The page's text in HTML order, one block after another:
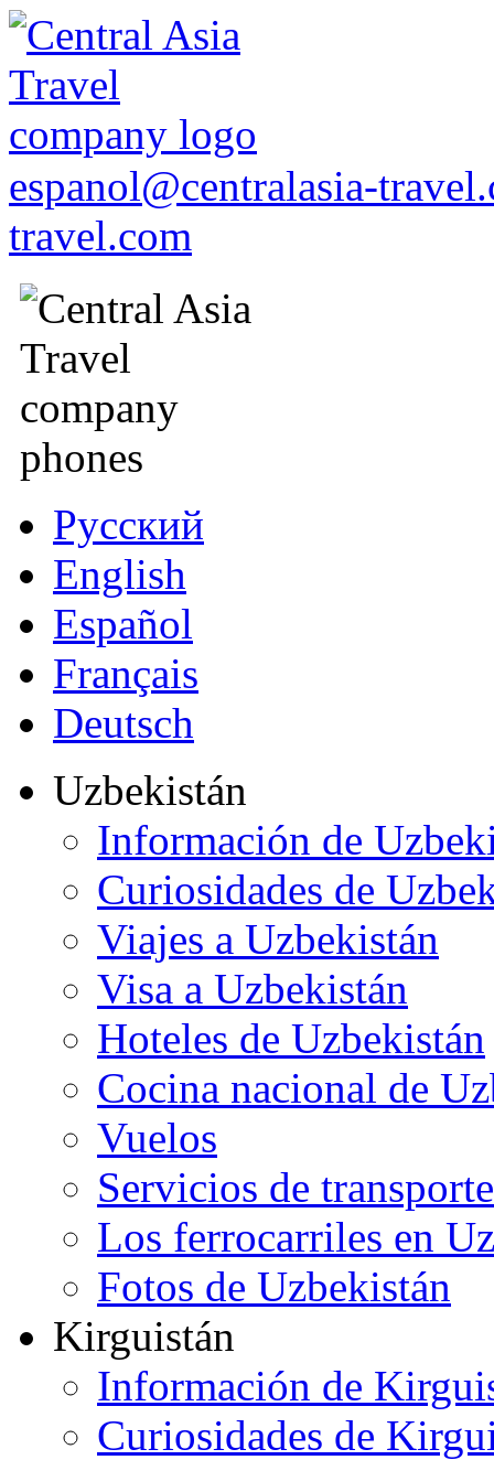
espanol@centralasia-
travel.com
Русский
English
Español
Français
Deutsch
Uzbekistán
Información de
Curiosidades de
Viajes a Uzbekistán
Visa a Uzbekistán
Hoteles de Uzbekistán
Cocina nacional de
Vuelos
Servicios de transporte
Los ferrocarriles en
Fotos de Uzbekistán
Kirguistán
Información de
Curiosidades de